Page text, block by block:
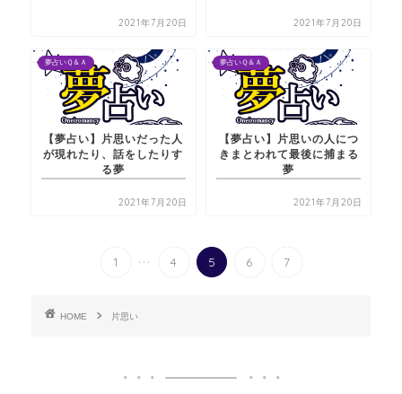
2021年7月20日 2021年7月20日
夢占いＱ＆Ａ
【夢占い】片思いだった人
が現れたり、話をしたりす
る夢
2021年7月20日
夢占いＱ＆Ａ
【夢占い】片思いの人につ
きまとわれて最後に捕まる
夢
2021年7月20日
1 ... 4 5 6 7
HOME 片思い